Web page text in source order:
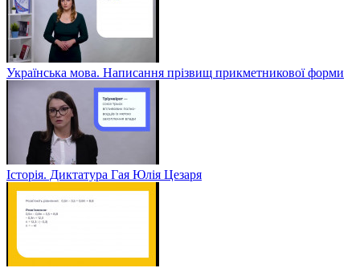
Українська мова. Написання прізвищ прикметникової форми
Історія. Диктатура Гая Юлія Цезаря